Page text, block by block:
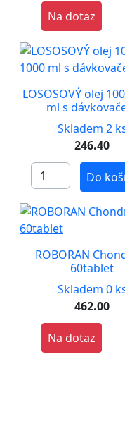
Na dotaz
LOSOSOVÝ olej
ml s
Skladem 2
246.40
Do
ROBORAN
60tablet
Skladem 0
462.00
Na dotaz